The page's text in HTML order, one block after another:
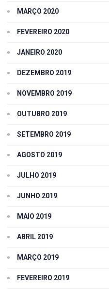
MARÇO 2020
FEVEREIRO 2020
JANEIRO 2020
DEZEMBRO 2019
NOVEMBRO 2019
OUTUBRO 2019
SETEMBRO 2019
AGOSTO 2019
JULHO 2019
JUNHO 2019
MAIO 2019
ABRIL 2019
MARÇO 2019
FEVEREIRO 2019